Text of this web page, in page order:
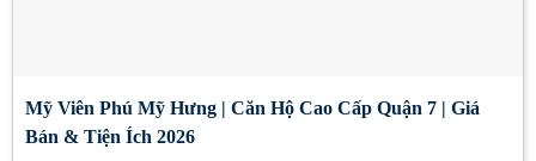
Mỹ Viên Phú Mỹ Hưng | Căn Hộ Cao Cấp Quận 7 | Giá
Bán & Tiện Ích 2026